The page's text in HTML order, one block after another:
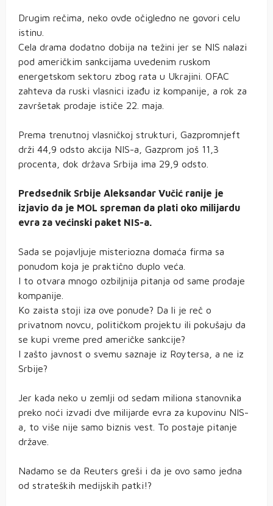
Drugim rečima, neko ovde očigledno ne govori celu
istinu.
Cela drama dodatno dobija na težini jer se NIS nalazi
pod američkim sankcijama uvedenim ruskom
energetskom sektoru zbog rata u Ukrajini. OFAC
zahteva da ruski vlasnici izađu iz kompanije, a rok za
završetak prodaje ističe 22. maja.
Prema trenutnoj vlasničkoj strukturi, Gazpromnjeft
drži 44,9 odsto akcija NIS-a, Gazprom još 11,3
procenta, dok država Srbija ima 29,9 odsto.
Predsednik Srbije Aleksandar Vučić ranije je
izjavio da je MOL spreman da plati oko milijardu
evra za većinski paket NIS-a.
Sada se pojavljuje misteriozna domaća firma sa
ponudom koja je praktično duplo veća.
I to otvara mnogo ozbiljnija pitanja od same prodaje
kompanije.
Ko zaista stoji iza ove ponude? Da li je reč o
privatnom novcu, političkom projektu ili pokušaju da
se kupi vreme pred američke sankcije?
I zašto javnost o svemu saznaje iz Roytersa, a ne iz
Srbije?
Jer kada neko u zemlji od sedam miliona stanovnika
preko noći izvadi dve milijarde evra za kupovinu NIS-
a, to više nije samo biznis vest. To postaje pitanje
države.
Nadamo se da Reuters greši i da je ovo samo jedna
od strateških medijskih patki!?